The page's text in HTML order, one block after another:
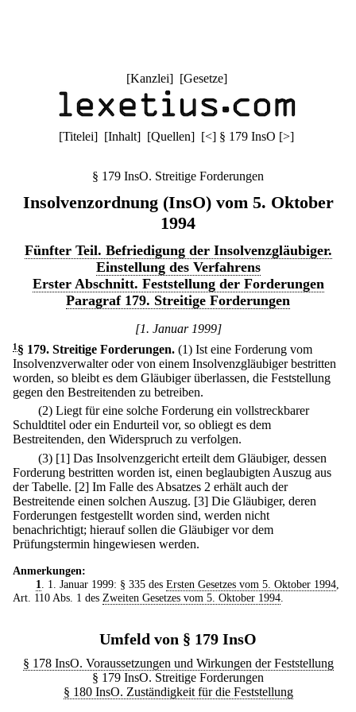
[Kanzlei] [Gesetze]
[Titelei] [Inhalt] [Quellen] [<] § 179 InsO [>]
§ 179 InsO. Streitige Forderungen
Insolvenzordnung (InsO) vom 5. Oktober
1994
Fünfter Teil. Befriedigung der Insolvenzgläubiger.
Einstellung des Verfahrens
Erster Abschnitt. Feststellung der Forderungen
Paragraf 179. Streitige Forderungen
[1. Januar 1999]
1 § 179. Streitige Forderungen. (1) Ist eine Forderung vom
Insolvenzverwalter oder von einem Insolvenzgläubiger bestritten
worden, so bleibt es dem Gläubiger überlassen, die Feststellung
gegen den Bestreitenden zu betreiben.
(2) Liegt für eine solche Forderung ein vollstreckbarer
Schuldtitel oder ein Endurteil vor, so obliegt es dem
Bestreitenden, den Widerspruch zu verfolgen.
(3) [1] Das Insolvenzgericht erteilt dem Gläubiger, dessen
Forderung bestritten worden ist, einen beglaubigten Auszug aus
der Tabelle. [2] Im Falle des Absatzes 2 erhält auch der
Bestreitende einen solchen Auszug. [3] Die Gläubiger, deren
Forderungen festgestellt worden sind, werden nicht
benachrichtigt; hierauf sollen die Gläubiger vor dem
Prüfungstermin hingewiesen werden.
Anmerkungen:
1
. 1. Januar 1999: § 335 des Ersten Gesetzes vom 5. Oktober 1994,
Art. 110 Abs. 1 des Zweiten Gesetzes vom 5. Oktober 1994
Umfeld von § 179 InsO
§ 178 InsO. Voraussetzungen und Wirkungen der Feststellung
§ 179 InsO. Streitige Forderungen
§ 180 InsO. Zuständigkeit für die Feststellung